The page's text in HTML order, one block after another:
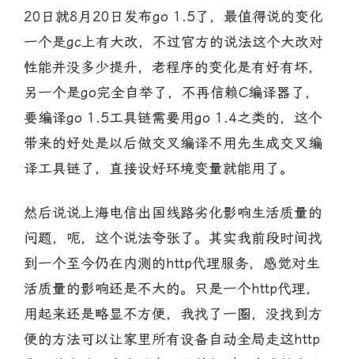
20日就8月20日发布go 1.5了，最值得说的变化
一个是gc上有大改，不过官方的说法这个大改对
性能并没多少提升，老程序的变化是有好有坏，
另一个是go完全自举了，不再信赖C编译器了，
要编译go 1.5工具链需要用go 1.4之类的，这个
带来的好处是以后做交叉编译不用先生成交叉编
译工具链了，直接设好环境变量就能用了。
然后说说上海电信出国线路劣化影响生活质量的
问题，呃，这个说法夸张了。其实我前段时间找
到一个至今仍在内测的http代理服务，感觉对生
活质量的影响还是不大的。只是一个http代理，
用起来还是略显不方便，我找了一圈，没找到方
便的方法可以让家里所有设备自动全局走这http